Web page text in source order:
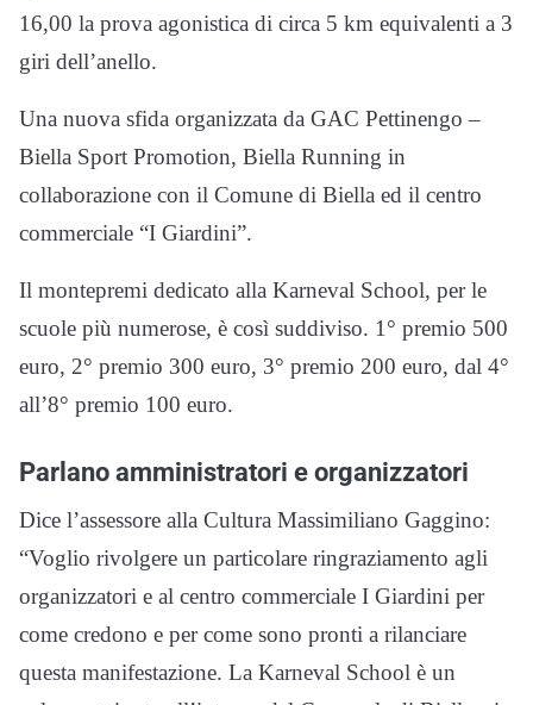
16,00 la prova agonistica di circa 5 km equivalenti a 3
giri dell’anello.
Una nuova sfida organizzata da GAC Pettinengo –
Biella Sport Promotion, Biella Running in
collaborazione con il Comune di Biella ed il centro
commerciale “I Giardini”.
Il montepremi dedicato alla Karneval School, per le
scuole più numerose, è così suddiviso. 1° premio 500
euro, 2° premio 300 euro, 3° premio 200 euro, dal 4°
all’8° premio 100 euro.
Parlano amministratori e organizzatori
Dice l’assessore alla Cultura Massimiliano Gaggino:
“Voglio rivolgere un particolare ringraziamento agli
organizzatori e al centro commerciale I Giardini per
come credono e per come sono pronti a rilanciare
questa manifestazione. La Karneval School è un